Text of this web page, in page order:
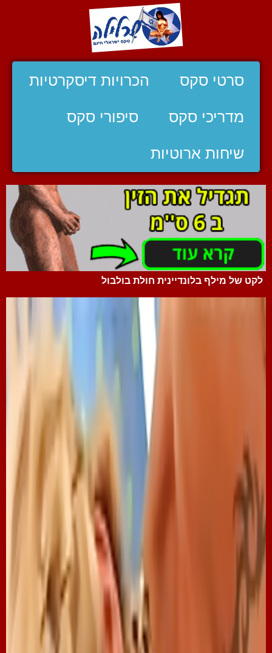
סרטי סקס הכרויות דיסקרטיות
מדריכי סקס סיפורי סקס
שיחות ארוטיות
לקט של מילף בלונדיינית חולת בולבול